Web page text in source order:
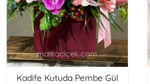
Kadife Kutuda Pembe Gül